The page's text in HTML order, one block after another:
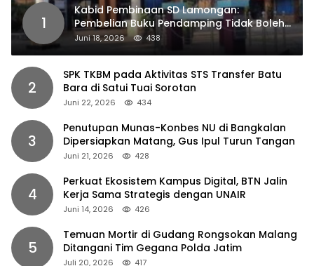
1
Kabid Pembinaan SD Lamongan:
Pembelian Buku Pendamping Tidak Boleh
Dipaksakan
Juni 18, 2026 438
2
SPK TKBM pada Aktivitas STS Transfer Batu
Bara di Satui Tuai Sorotan
Juni 22, 2026 434
3
Penutupan Munas-Konbes NU di Bangkalan
Dipersiapkan Matang, Gus Ipul Turun Tangan
Juni 21, 2026 428
4
Perkuat Ekosistem Kampus Digital, BTN Jalin
Kerja Sama Strategis dengan UNAIR
Juni 14, 2026 426
5
Temuan Mortir di Gudang Rongsokan Malang
Ditangani Tim Gegana Polda Jatim
Juli 20, 2026 417